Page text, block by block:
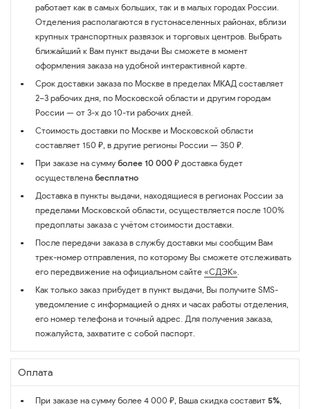
работает как в самых больших, так и в малых городах России.
Отделения располагаются в густонаселенных районах, вблизи
крупных транспортных развязок и торговых центров. Выбрать
ближайший к Вам пункт выдачи Вы сможете в момент
оформления заказа на удобной интерактивной карте.
Срок доставки заказа по Москве в пределах МКАД составляет
2–3 рабочих дня, по Московской области и другим городам
России — от 3-х до 10-ти рабочих дней.
Стоимость доставки по Москве и Московской области
составляет 150 ₽, в другие регионы России — 350 ₽.
При заказе на сумму более 10 000 ₽ доставка будет
осуществлена бесплатно
Доставка в пункты выдачи, находящиеся в регионах России за
пределами Московской области, осуществляется после 100%
предоплаты заказа с учётом стоимости доставки.
После передачи заказа в службу доставки мы сообщим Вам
трек-номер отправления, по которому Вы сможете отслеживать
его передвижение на официальном сайте «СДЭК».
Как только заказ прибудет в пункт выдачи, Вы получите SMS-
уведомление с информацией о днях и часах работы отделения,
его номер телефона и точный адрес. Для получения заказа,
пожалуйста, захватите с собой паспорт.
Оплата
При заказе на сумму более 4 000 ₽, Ваша скидка составит 5%,